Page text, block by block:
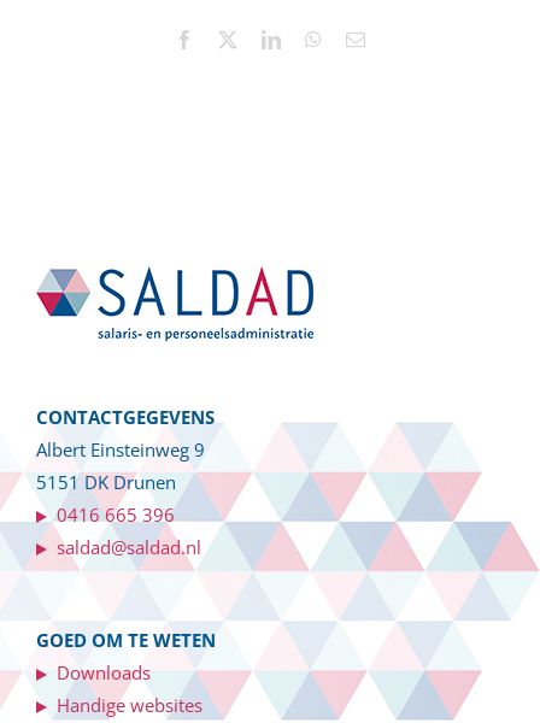
Facebook LinkedInWhatsApp
E-
CONTACTGEGEVENS
Albert Einsteinweg 9
5151 DK Drunen
0416 665 396
saldad@saldad.nl
GOED OM TE WETEN
Downloads
Handige websites